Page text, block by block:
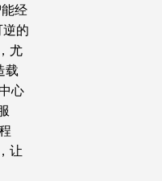
经
的
尤
载
心
让